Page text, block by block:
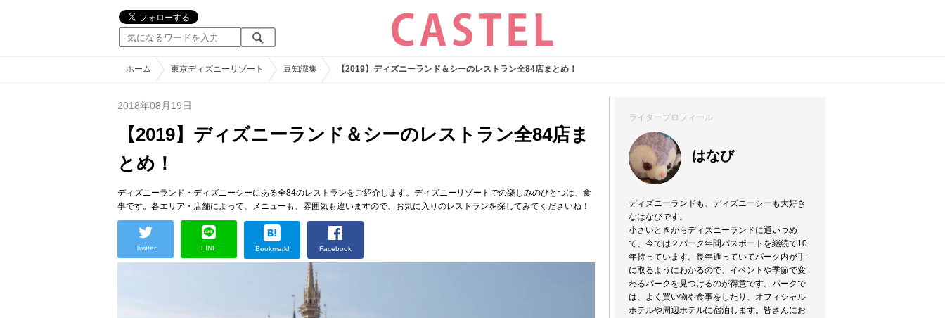
ホーム 東京ディズニーリゾート 豆知識集 【2019】ディズニーランド＆シーのレストラン全84店まとめ！
2018年08月19日
【2019】ディズニーランド＆シーのレストラン全84店ま
とめ！
ディズニーランド・ディズニーシーにある全84のレストランをご紹介します。ディズニーリゾートでの楽しみのひとつは、食
事です。各エリア・店舗によって、メニューも、雰囲気も違いますので、お気に入りのレストランを探してみてくださいね！
Twitter LINE Bookmark! Facebook
ライタープロフィール
はなび
ディズニーランドも、ディズニーシーも大好き
なはなびです。
小さいときからディズニーランドに通いつめ
て、今では２パーク年間パスポートを継続で10
年持っています。長年通っていてパーク内が手
に取るようにわかるので、イベントや季節で変
わるパークを見つけるのが得意です。パークで
は、よく買い物や食事をしたり、オフィシャル
ホテルや周辺ホテルに宿泊します。皆さんにお